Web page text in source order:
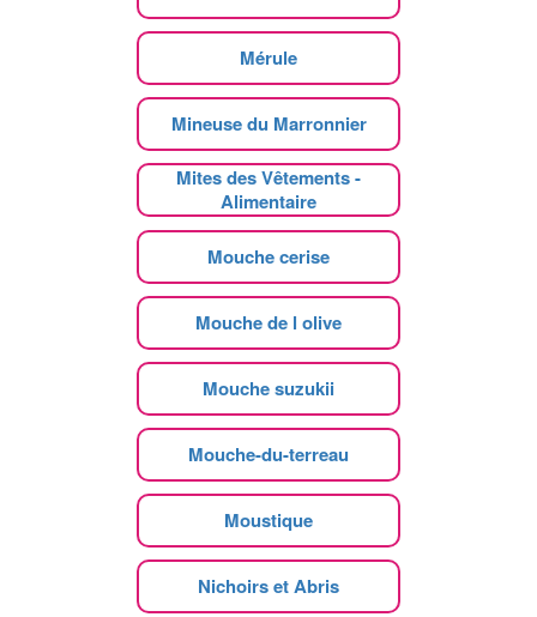
Mérule
Mineuse du Marronnier
Mites des Vêtements -
Alimentaire
Mouche cerise
Mouche de l olive
Mouche suzukii
Mouche-du-terreau
Moustique
Nichoirs et Abris